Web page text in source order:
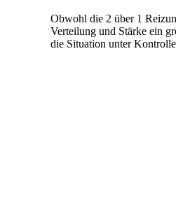
Obwohl die 2 über 1
Verteilung und Stärke ein
die Situation unter